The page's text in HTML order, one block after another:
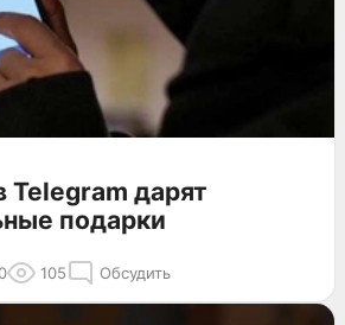
дарят
подарки
105 Обсудить